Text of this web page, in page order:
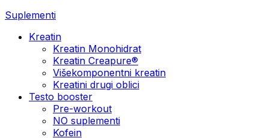
Suplementi
Kreatin
Kreatin Monohidrat
Kreatin Creapure®
Višekomponentni kreatin
Kreatini drugi oblici
Testo booster
Pre-workout
NO suplementi
Kofein